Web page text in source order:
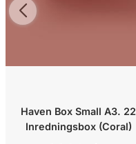
Haven Box Small A3. 22
Inredningsbox (Coral)